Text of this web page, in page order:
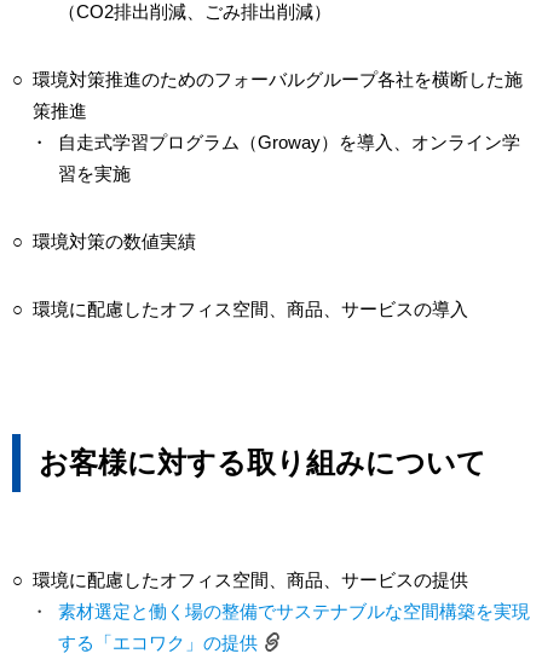
（CO2排出削減、ごみ排出削減）
○ 環境対策推進のためのフォーバルグループ各社を横断した施
策推進
・
自走式学習プログラム（Groway）を導入、オンライン学
習を実施
○ 環境対策の数値実績
○ 環境に配慮したオフィス空間、商品、サービスの導入
お客様に対する取り組みについて
○ 環境に配慮したオフィス空間、商品、サービスの提供
・
素材選定と働く場の整備でサステナブルな空間構築を実現
する「エコワク」の提供